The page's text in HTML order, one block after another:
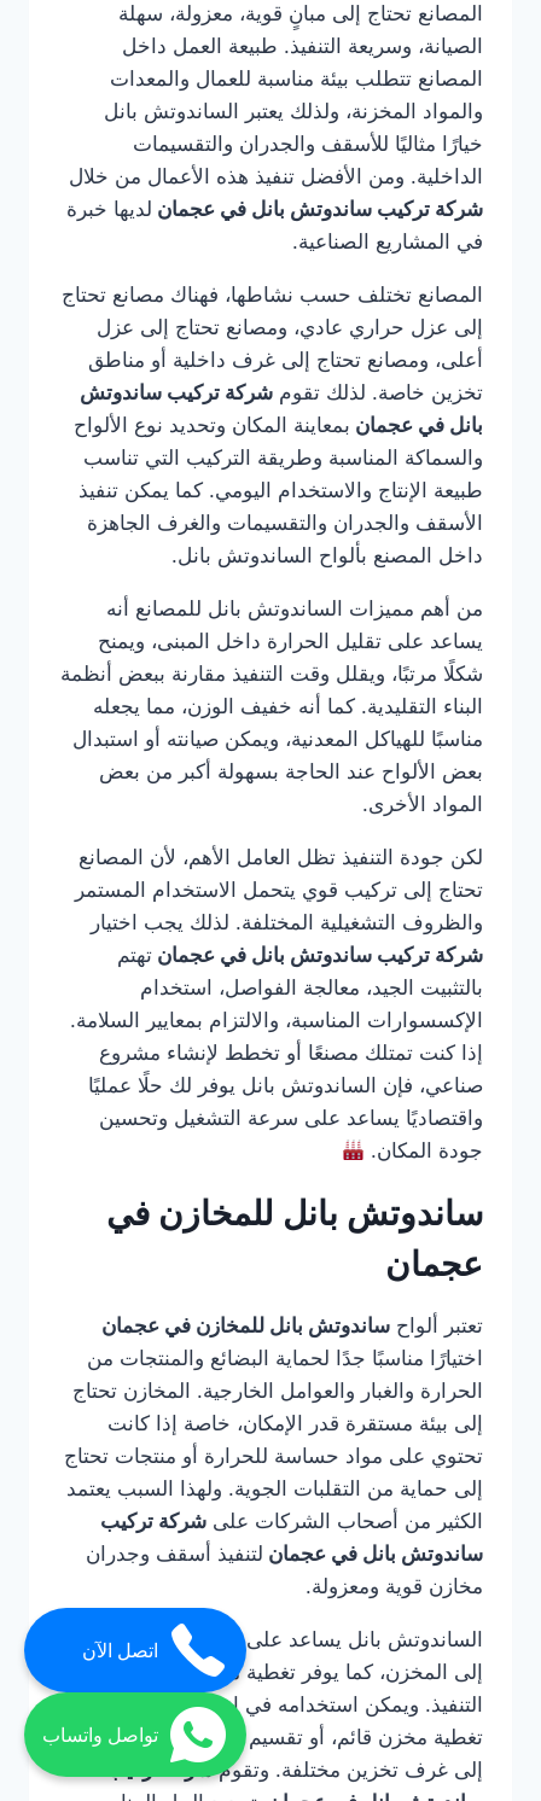
المصانع تحتاج إلى مبانٍ قوية، معزولة، سهلة
الصيانة، وسريعة التنفيذ. طبيعة العمل داخل
المصانع تتطلب بيئة مناسبة للعمال والمعدات
والمواد المخزنة، ولذلك يعتبر الساندوتش بانل
خيارًا مثاليًا للأسقف والجدران والتقسيمات
الداخلية. ومن الأفضل تنفيذ هذه الأعمال من خلال
شركة تركيب ساندوتش بانل في عجمان لديها خبرة
في المشاريع الصناعية.
المصانع تختلف حسب نشاطها، فهناك مصانع تحتاج
إلى عزل حراري عادي، ومصانع تحتاج إلى عزل
أعلى، ومصانع تحتاج إلى غرف داخلية أو مناطق
تخزين خاصة. لذلك تقوم شركة تركيب ساندوتش
بانل في عجمان بمعاينة المكان وتحديد نوع الألواح
والسماكة المناسبة وطريقة التركيب التي تناسب
طبيعة الإنتاج والاستخدام اليومي. كما يمكن تنفيذ
الأسقف والجدران والتقسيمات والغرف الجاهزة
داخل المصنع بألواح الساندوتش بانل.
من أهم مميزات الساندوتش بانل للمصانع أنه
يساعد على تقليل الحرارة داخل المبنى، ويمنح
شكلًا مرتبًا، ويقلل وقت التنفيذ مقارنة ببعض أنظمة
البناء التقليدية. كما أنه خفيف الوزن، مما يجعله
مناسبًا للهياكل المعدنية، ويمكن صيانته أو استبدال
بعض الألواح عند الحاجة بسهولة أكبر من بعض
المواد الأخرى.
لكن جودة التنفيذ تظل العامل الأهم، لأن المصانع
تحتاج إلى تركيب قوي يتحمل الاستخدام المستمر
والظروف التشغيلية المختلفة. لذلك يجب اختيار
شركة تركيب ساندوتش بانل في عجمان تهتم
بالتثبيت الجيد، معالجة الفواصل، استخدام
الإكسسوارات المناسبة، والالتزام بمعايير السلامة.
إذا كنت تمتلك مصنعًا أو تخطط لإنشاء مشروع
صناعي، فإن الساندوتش بانل يوفر لك حلًا عمليًا
واقتصاديًا يساعد على سرعة التشغيل وتحسين
جودة المكان.
ساندوتش بانل للمخازن في
عجمان
تعتبر ألواح ساندوتش بانل للمخازن في عجمان
اختيارًا مناسبًا جدًا لحماية البضائع والمنتجات من
الحرارة والغبار والعوامل الخارجية. المخازن تحتاج
إلى بيئة مستقرة قدر الإمكان، خاصة إذا كانت
تحتوي على مواد حساسة للحرارة أو منتجات تحتاج
إلى حماية من التقلبات الجوية. ولهذا السبب يعتمد
الكثير من أصحاب الشركات على شركة تركيب
ساندوتش بانل في عجمان لتنفيذ أسقف وجدران
مخازن قوية ومعزولة.
الساندوتش بانل يساعد على تقليل دخول الحرارة
إلى المخزن، كما يوفر تغطية منظمة وسريعة
التنفيذ. ويمكن استخدامه في إنشاء مخزن كامل، أو
تغطية مخزن قائم، أو تقسيم المساحات الداخلية
إلى غرف تخزين مختلفة. وتقومشركة تركيب
اتصل الآن
تواصل واتساب